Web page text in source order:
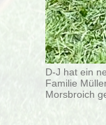
D-J hat ein
Familie
Morsbroich